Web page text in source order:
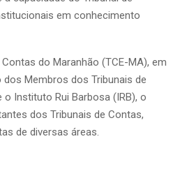
em conhecimento
do Maranhão (TCE-MA), em
Membros dos Tribunais de
Instituto Rui Barbosa (IRB), o
dos Tribunais de Contas,
de diversas áreas.